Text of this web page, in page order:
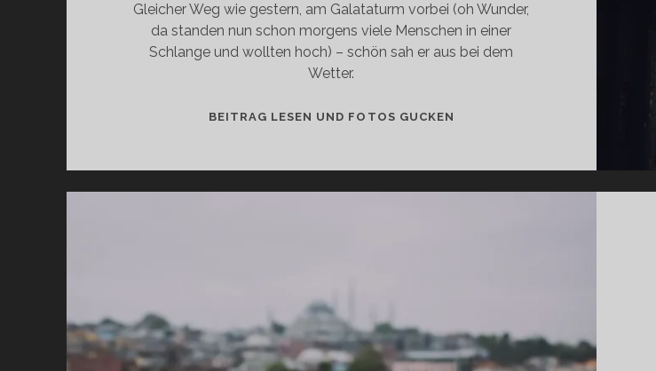
Gleicher Weg wie gestern, am Galataturm vorbei (oh Wunder,
da standen nun schon morgens viele Menschen in einer
Schlange und wollten hoch) – schön sah er aus bei dem
Wetter.
BEITRAG LESEN UND FOTOS GUCKEN